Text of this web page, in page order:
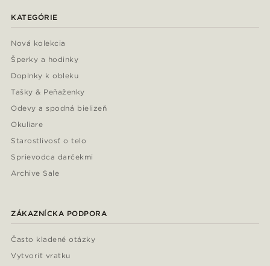
KATEGÓRIE
Nová kolekcia
Šperky a hodinky
Doplnky k obleku
Tašky & Peňaženky
Odevy a spodná bielizeň
Okuliare
Starostlivosť o telo
Sprievodca darčekmi
Archive Sale
ZÁKAZNÍCKA PODPORA
Často kladené otázky
Vytvoriť vratku